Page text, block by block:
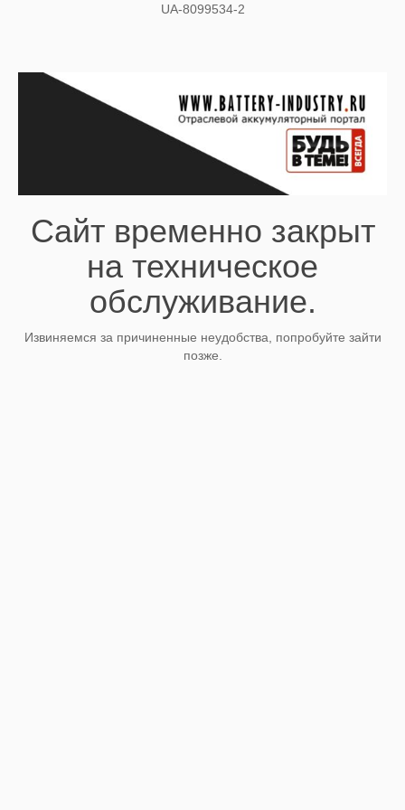
UA-8099534-2
Сайт временно закрыт
на техническое
обслуживание.
Извиняемся за причиненные неудобства, попробуйте зайти
позже.